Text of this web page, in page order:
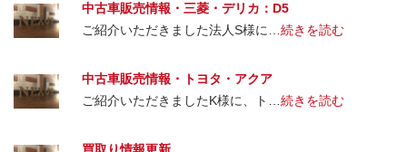
中古車販売情報・三菱・デリカ：D5
ご紹介いただきました法人S様に… 続きを読む
中古車販売情報・トヨタ・アクア
ご紹介いただきましたK様に、ト… 続きを読む